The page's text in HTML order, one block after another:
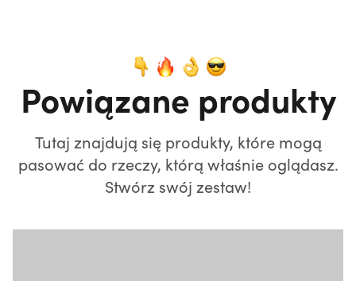
Powiązane produkty
Tutaj znajdują się produkty, które mogą
pasować do rzeczy, którą właśnie oglądasz.
Stwórz swój zestaw!